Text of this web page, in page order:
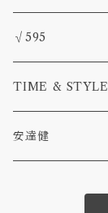
√595
TIME & STYLE
TAMAKI
安達健